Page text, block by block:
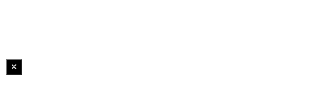
×